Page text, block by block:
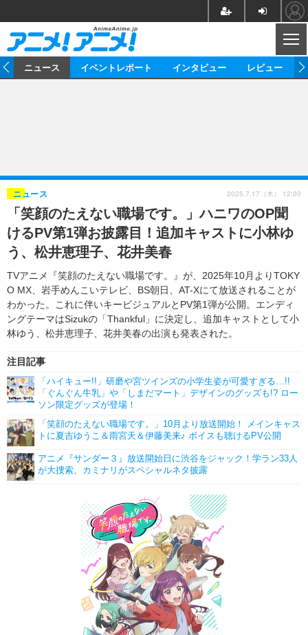
ゲーム グッズ
イベント 海外
海外イベント ビジネス
俳優・タレント アーティスト
ビジネス
アニメ 実写
書評 イベント
ゲーム 座談会
動画
アニメ
アニメ！アニメ！TV ABEMA Cafe
連載・コラム
ニュース イベントレポート インタビュー レビュー
「笑顔のたえない職場です。」ハニワのOP聞
けるPV第1弾お披露目！追加キャストに小林ゆ
う、松井恵理子、花井美春
TVアニメ『笑顔のたえない職場です。』が、2025年10月よりTOKY
O MX、岩手めんこいテレビ、BS朝日、AT-Xにて放送されることが
わかった。これに伴いキービジュアルとPV第1弾が公開。エンディ
ングテーマはSizukの「Thankful」に決定し、追加キャストとして小
林ゆう、松井恵理子、花井美春の出演も発表された。
ニュース
注目記事
「ハイキュー!!」研磨や宮ツインズの小学生姿が可愛すぎる…!!
「ぐんぐん牛乳」や「しまだマート」デザインのグッズも!? ロー
ソン限定グッズが登場！
「笑顔のたえない職場です。」10月より放送開始！ メインキャス
トに夏吉ゆうこ＆雨宮天＆伊藤美来♪ ボイスも聴けるPV公開
アニメ『サンダー３』放送開始日に渋谷をジャック！学ラン33人
が大捜索、カミナリがスペシャルネタ披露
2025.7.17（木） 12:00